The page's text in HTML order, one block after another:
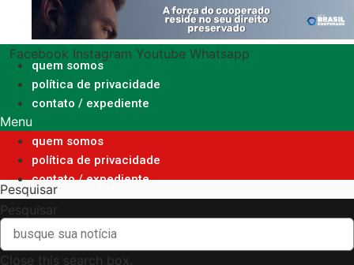
o
conteúdo
Facebook Instagram Youtube Whatsapp
quem somos
política de privacidade
contato / expediente
Menu
quem somos
política de privacidade
contato / expediente
Pesquisar
Pesquisar
Close this search box.